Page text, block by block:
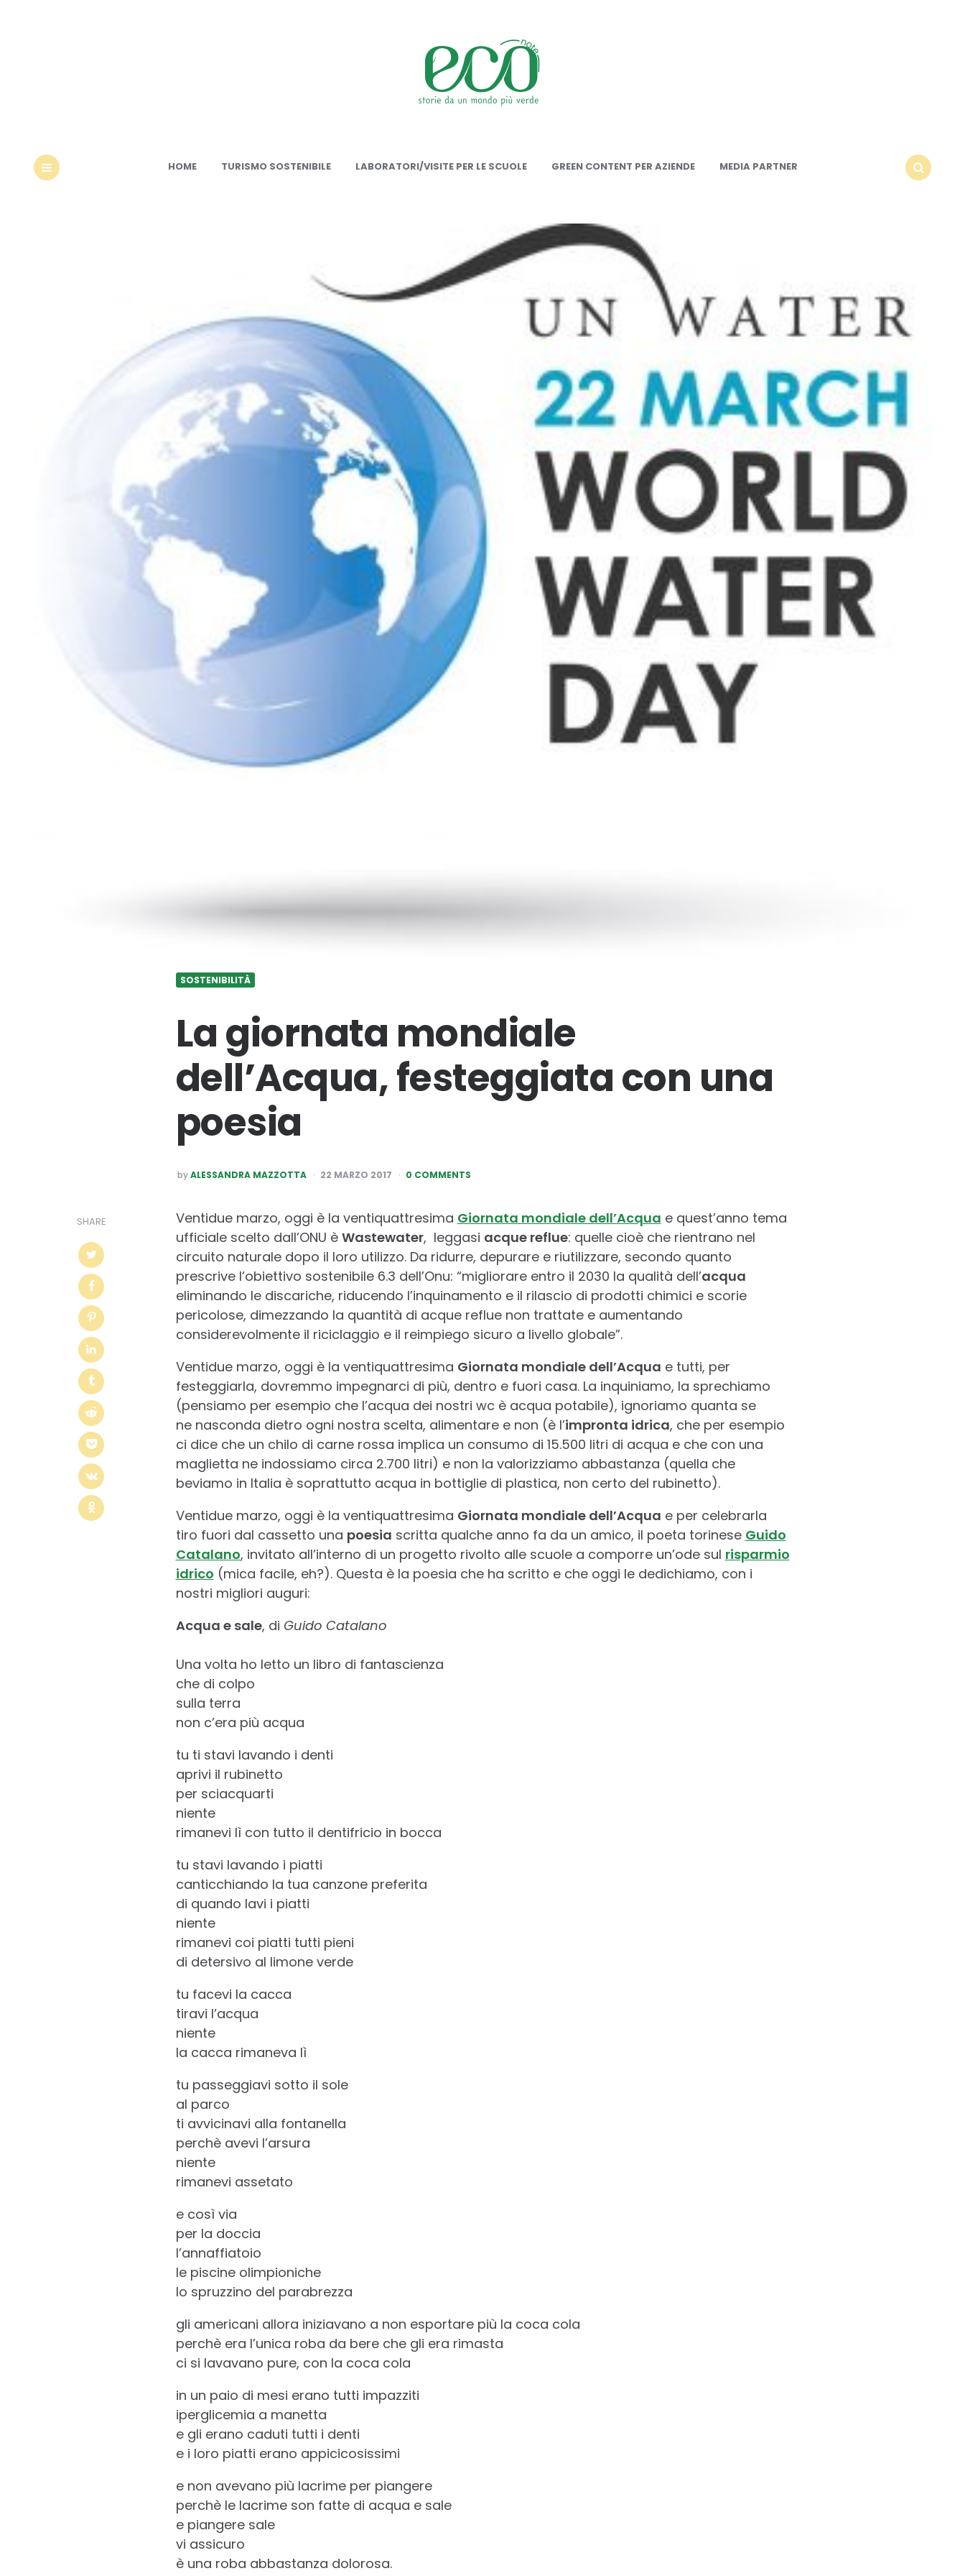
HOME TURISMO SOSTENIBILE LABORATORI/VISITE PER LE SCUOLE GREEN CONTENT PER AZIENDE
MEDIA PARTNER
SOSTENIBILITÀ
La giornata mondiale
dell’Acqua, festeggiata con una
poesia
POSTED
BY
by ALESSANDRA MAZZOTTA 22 MARZO 2017 0 COMMENTS
SHARE Ventidue marzo, oggi è la ventiquattresima Giornata mondiale dell’Acqua e quest’anno tema
ufficiale scelto dall’ONU è Wastewater, leggasi acque reflue: quelle cioè che rientrano nel
circuito naturale dopo il loro utilizzo. Da ridurre, depurare e riutilizzare, secondo quanto
prescrive l’obiettivo sostenibile 6.3 dell’Onu: “migliorare entro il 2030 la qualità dell’acqua
eliminando le discariche, riducendo l’inquinamento e il rilascio di prodotti chimici e scorie
pericolose, dimezzando la quantità di acque reflue non trattate e aumentando
considerevolmente il riciclaggio e il reimpiego sicuro a livello globale”.
Ventidue marzo, oggi è la ventiquattresima Giornata mondiale dell’Acqua e tutti, per
festeggiarla, dovremmo impegnarci di più, dentro e fuori casa. La inquiniamo, la sprechiamo
(pensiamo per esempio che l’acqua dei nostri wc è acqua potabile), ignoriamo quanta se
ne nasconda dietro ogni nostra scelta, alimentare e non (è l’impronta idrica, che per esempio
ci dice che un chilo di carne rossa implica un consumo di 15.500 litri di acqua e che con una
maglietta ne indossiamo circa 2.700 litri) e non la valorizziamo abbastanza (quella che
beviamo in Italia è soprattutto acqua in bottiglie di plastica, non certo del rubinetto).
Ventidue marzo, oggi è la ventiquattresima Giornata mondiale dell’Acqua e per celebrarla
tiro fuori dal cassetto una poesia scritta qualche anno fa da un amico, il poeta torinese Guido
Catalano, invitato all’interno di un progetto rivolto alle scuole a comporre un’ode sul risparmio
idrico (mica facile, eh?). Questa è la poesia che ha scritto e che oggi le dedichiamo, con i
nostri migliori auguri:
Acqua e sale, di Guido Catalano
Una volta ho letto un libro di fantascienza
che di colpo
sulla terra
non c’era più acqua
tu ti stavi lavando i denti
aprivi il rubinetto
per sciacquarti
niente
rimanevi lì con tutto il dentifricio in bocca
tu stavi lavando i piatti
canticchiando la tua canzone preferita
di quando lavi i piatti
niente
rimanevi coi piatti tutti pieni
di detersivo al limone verde
tu facevi la cacca
tiravi l’acqua
niente
la cacca rimaneva lì
tu passeggiavi sotto il sole
al parco
ti avvicinavi alla fontanella
perchè avevi l’arsura
niente
rimanevi assetato
e così via
per la doccia
l’annaffiatoio
le piscine olimpioniche
lo spruzzino del parabrezza
gli americani allora iniziavano a non esportare più la coca cola
perchè era l’unica roba da bere che gli era rimasta
ci si lavavano pure, con la coca cola
in un paio di mesi erano tutti impazziti
iperglicemia a manetta
e gli erano caduti tutti i denti
e i loro piatti erano appicicosissimi
e non avevano più lacrime per piangere
perchè le lacrime son fatte di acqua e sale
e piangere sale
vi assicuro
è una roba abbastanza dolorosa.